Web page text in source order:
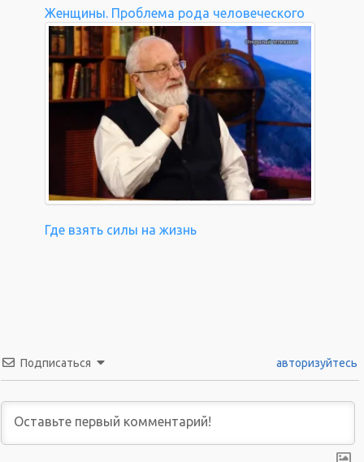
Женщины. Проблема рода человеческого
Где взять силы на жизнь
Подписаться авторизуйтесь